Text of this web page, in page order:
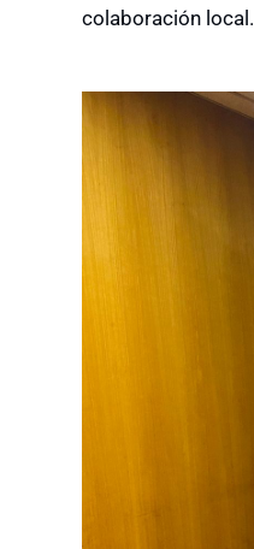
colaboración local.